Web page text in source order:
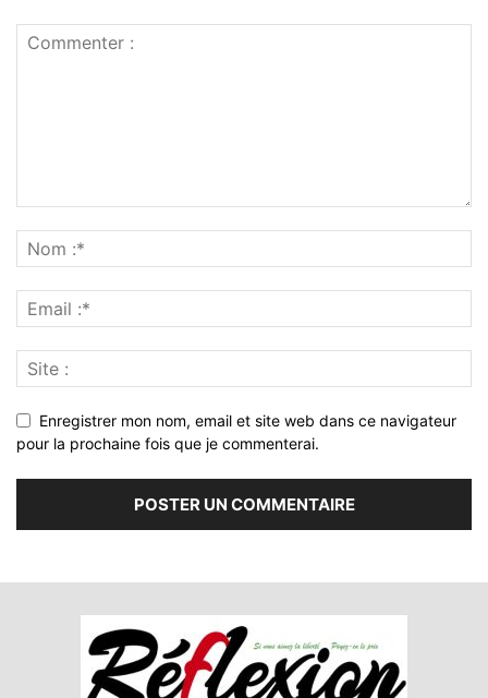
Enregistrer mon nom, email et site web dans ce navigateur
pour la prochaine fois que je commenterai.